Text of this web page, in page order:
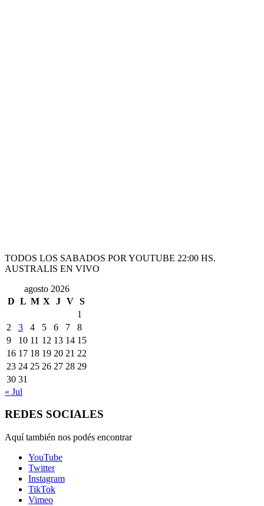
TODOS LOS SABADOS POR YOUTUBE 22:00 HS.
AUSTRALIS EN VIVO
agosto 2026
D L M X J V S
1
2
3 4 5 6 7
8
9
10 11 12 13 14 15
16 17 18 19 20 21 22
23 24 25 26 27 28 29
30 31
« Jul
REDES SOCIALES
Aquí también nos podés encontrar
YouTube
Twitter
Instagram
TikTok
Vimeo